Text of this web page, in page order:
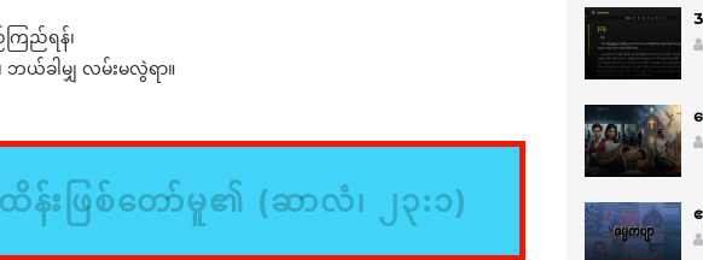
ြည်ရန်၊
ယ်ခါမျှ လမ်းမလွဲရာ။
းဖြစ်တော်မူ၏ (ဆာလံ၊ ၂၃:၁)